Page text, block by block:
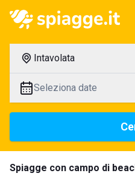
Intavolata
Seleziona date
Spiagge con campo di